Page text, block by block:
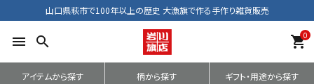
山口県萩市で100年以上の歴史 大漁旗で作る手作り雑貨販売
menu search 0
shopping_cart
アイテムから探す 柄から探す ギフト・用途から探す